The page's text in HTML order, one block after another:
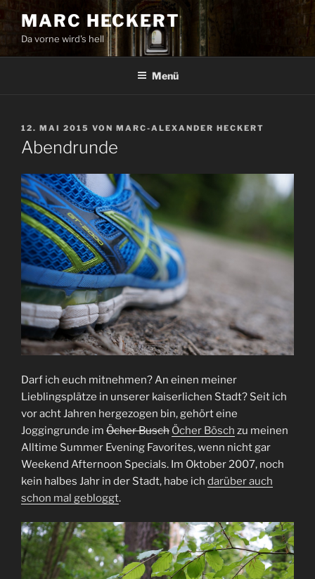
Zum
Inhalt
springen
MARC HECKERT
Da vorne wird's hell
Menü
VERÖFFENTLICHT
AM
12. MAI 2015 VON MARC-ALEXANDER HECKERT
Abendrunde
Darf ich euch mitnehmen? An einen meiner
Lieblingsplätze in unserer kaiserlichen Stadt? Seit ich
vor acht Jahren hergezogen bin, gehört eine
Joggingrunde im Öcher Busch Öcher Bösch zu meinen
Alltime Summer Evening Favorites, wenn nicht gar
Weekend Afternoon Specials. Im Oktober 2007, noch
kein halbes Jahr in der Stadt, habe ich darüber auch
schon mal gebloggt.